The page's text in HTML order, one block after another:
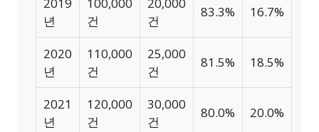
년
건
건
83.3% 16.7%
2020
년
110,000
건
25,000
건
81.5% 18.5%
2021
년
120,000
건
30,000
건
80.0% 20.0%